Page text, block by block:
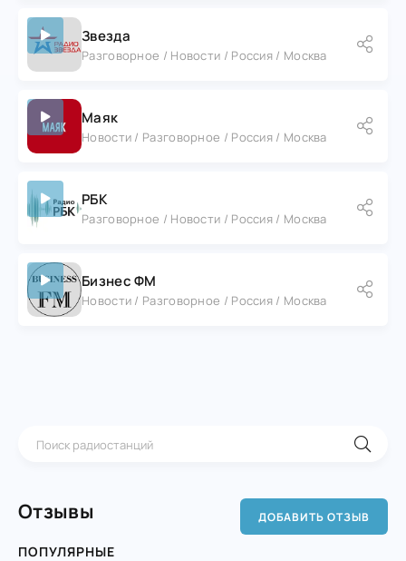
Звезда
Разговорное / Новости / Россия / Москва
Маяк
Новости / Разговорное / Россия / Москва
РБК
Разговорное / Новости / Россия / Москва
Бизнес ФМ
Новости / Разговорное / Россия / Москва
Отзывы ДОБАВИТЬ ОТЗЫВ
ПОПУЛЯРНЫЕ